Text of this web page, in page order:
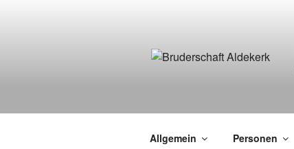
Allgemein Personen